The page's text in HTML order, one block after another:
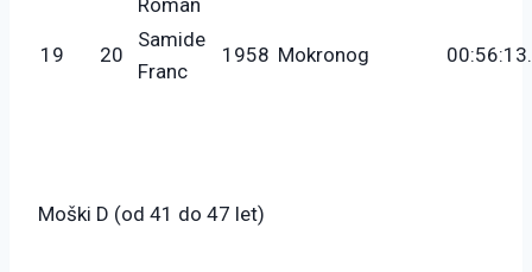
19 20
Samide
Franc
1958 Mokronog
Moški D (od 41 do 47 let)